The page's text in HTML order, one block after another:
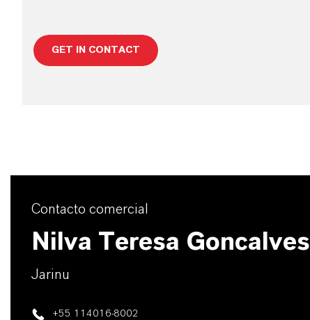
GET IN CONTACT
Contacto comercial
Nilva Teresa Goncalves
Jarinu
+55 114016-8002